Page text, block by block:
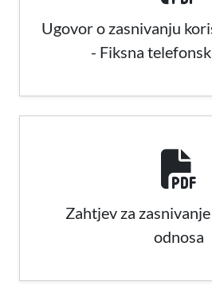
Ugovor o zasnivanju
- Fiksna
Zahtjev za
odnosa